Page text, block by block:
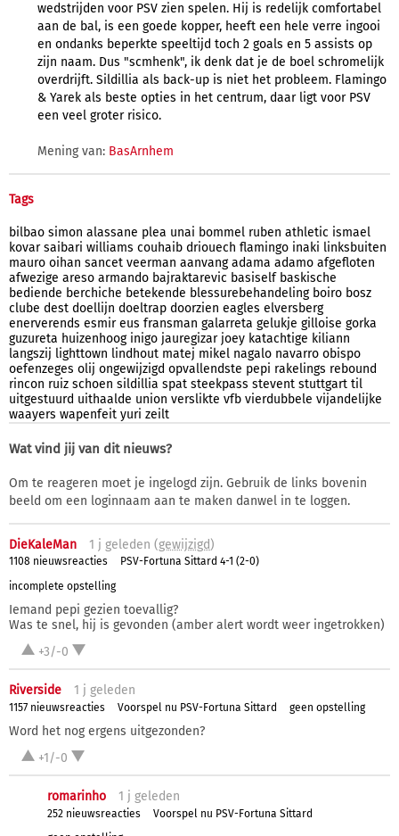
wedstrijden voor PSV zien spelen. Hij is redelijk comfortabel
aan de bal, is een goede kopper, heeft een hele verre ingooi
en ondanks beperkte speeltijd toch 2 goals en 5 assists op
zijn naam. Dus "scmhenk", ik denk dat je de boel schromelijk
overdrijft. Sildillia als back-up is niet het probleem. Flamingo
& Yarek als beste opties in het centrum, daar ligt voor PSV
een veel groter risico.
Mening van: BasArnhem
Tags
bilbao simon alassane plea unai bommel ruben athletic ismael
kovar saibari williams couhaib driouech flamingo inaki linksbuiten
mauro oihan sancet veerman aanvang adama adamo afgefloten
afwezige areso armando bajraktarevic basiself baskische
bediende berchiche betekende blessurebehandeling boiro bosz
clube dest doellijn doeltrap doorzien eagles elversberg
enerverends esmir eus fransman galarreta gelukje gilloise gorka
guzureta huizenhoog inigo jauregizar joey katachtige kiliann
langszij lighttown lindhout matej mikel nagalo navarro obispo
oefenzeges olij ongewijzigd opvallendste pepi rakelings rebound
rincon ruiz schoen sildillia spat steekpass stevent stuttgart til
uitgestuurd uithaalde union verslikte vfb vierdubbele vijandelijke
waayers wapenfeit yuri zeilt
Wat vind jij van dit nieuws?
Om te reageren moet je ingelogd zijn. Gebruik de links bovenin
beeld om een loginnaam aan te maken danwel in te loggen.
DieKaleMan 1 j geleden (gewijzigd)
1108 nieuwsreacties
PSV-Fortuna Sittard 4-1 (2-0)
incomplete opstelling
Iemand pepi gezien toevallig?
Was te snel, hij is gevonden (amber alert wordt weer ingetrokken)
+3/-0
Riverside 1 j geleden
1157 nieuwsreacties Voorspel nu PSV-Fortuna Sittard geen opstelling
Word het nog ergens uitgezonden?
+1/-0
romarinho 1 j geleden
252 nieuwsreacties
Voorspel nu PSV-Fortuna Sittard